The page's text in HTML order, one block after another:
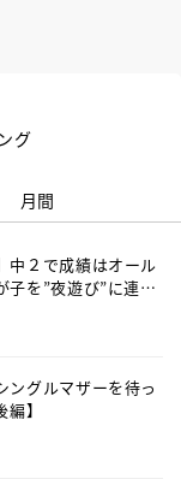
グ
月間
中２で成績はオール
子を”夜遊び”に連れ
ングルマザーを待っ
】